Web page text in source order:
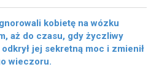
kobietę na wózku
aż do czasu, gdy życzliwy
jej sekretną moc i zmienił
wieczoru.